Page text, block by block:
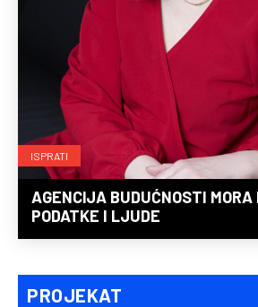
ISPRATI
AGENCIJA BUDUĆNOSTI MORA
PODATKE I LJUDE
PROJEKAT